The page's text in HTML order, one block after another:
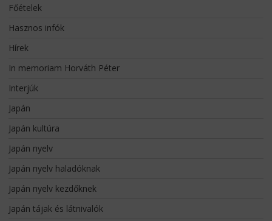
Főételek
Hasznos infók
Hírek
In memoriam Horváth Péter
Interjúk
Japán
Japán kultúra
Japán nyelv
Japán nyelv haladóknak
Japán nyelv kezdőknek
Japán tájak és látnivalók